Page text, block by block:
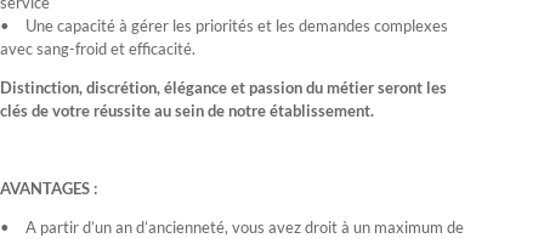
Une capacité à gérer les priorités et les demandes complexes
avec sang-froid et efficacité.
Distinction, discrétion, élégance et passion du métier seront les
clés de votre réussite au sein de notre établissement.
AVANTAGES :
A partir d’un an d’ancienneté, vous avez droit à un maximum de